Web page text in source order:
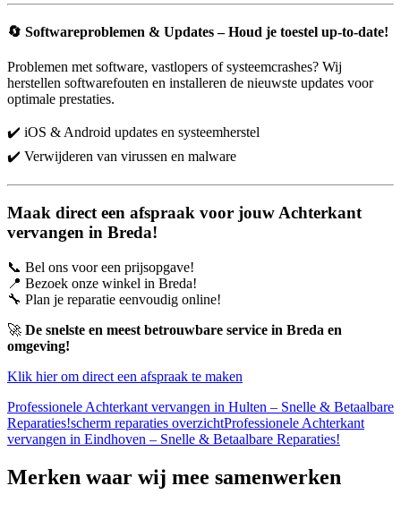
🔄 Softwareproblemen & Updates – Houd je toestel up-to-date!
Problemen met software, vastlopers of systeemcrashes? Wij
herstellen softwarefouten en installeren de nieuwste updates voor
optimale prestaties.
✔️ iOS & Android updates en systeemherstel
✔️ Verwijderen van virussen en malware
Maak direct een afspraak voor jouw Achterkant
vervangen in Breda!
📞 Bel ons voor een prijsopgave!
📍 Bezoek onze winkel in Breda!
🔧 Plan je reparatie eenvoudig online!
🚀 De snelste en meest betrouwbare service in Breda en
omgeving!
Klik hier om direct een afspraak te maken
Professionele Achterkant vervangen in Hulten – Snelle & Betaalbare
Reparaties!scherm reparaties overzichtProfessionele Achterkant
vervangen in Eindhoven – Snelle & Betaalbare Reparaties!
Merken waar wij mee samenwerken